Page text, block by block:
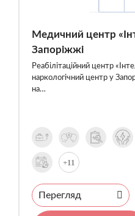
Медичний центр
Запоріжжі
Реабілітаційний центр
наркологічний центр у
на…
+11
Перегляд